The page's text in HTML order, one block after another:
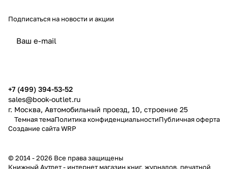
Подписаться на новости и акции
+7 (499) 394-53-52
sales@book-outlet.ru
г. Москва, Автомобильный проезд, 10, строение 25
Темная темаПолитика конфиденциальностиПубличная оферта
Создание сайтаWRP
© 2014 - 2026 Все права защищены
Книжный Аутлет - интернет магазин книг, журналов, печатной